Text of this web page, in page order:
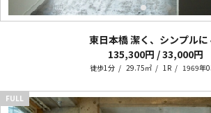
東日本橋 潔く、シンプルに
135,300円 / 33,000円
徒歩1分 29.75㎡ 1R 1969年
FULL